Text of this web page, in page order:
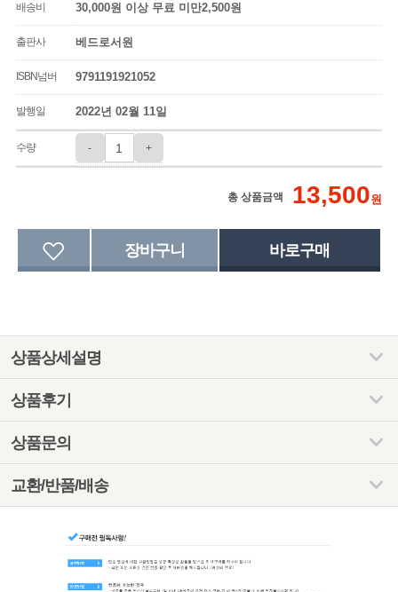
배송비 30,000원 이상 무료 미만2,500원
출판사 베드로서원
ISBN넘버 9791191921052
발행일 2022년 02월 11일
수량 - +
총 상품금액 13,500원
상품상세설명
상품후기
상품문의
교환/반품/배송